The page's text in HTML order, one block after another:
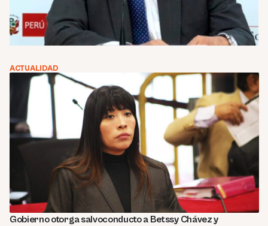
ACTUALIDAD
Gobierno otorga salvoconducto a Betssy Chávez y